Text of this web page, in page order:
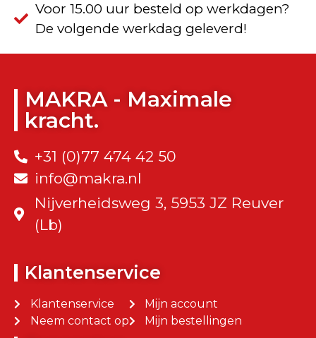
Voor 15.00 uur besteld op werkdagen?
De volgende werkdag geleverd!
MAKRA - Maximale
kracht.
+31 (0)77 474 42 50
info@makra.nl
Nijverheidsweg 3, 5953 JZ Reuver
(Lb)
Klantenservice
Klantenservice
Neem contact op
Mijn account
Mijn bestellingen